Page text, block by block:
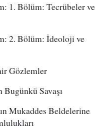
1. Bölüm: Tecrübeler ve
2. Bölüm: İdeoloji ve
Gözlemler
Savaşı
Mukaddes Beldelerine